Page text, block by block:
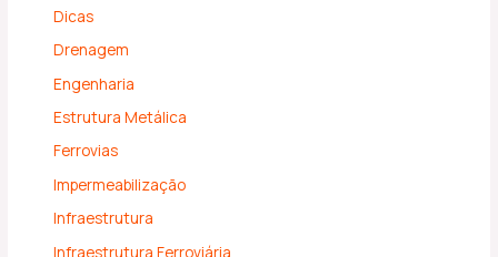
Dicas
Drenagem
Engenharia
Estrutura Metálica
Ferrovias
Impermeabilização
Infraestrutura
Infraestrutura Ferroviária